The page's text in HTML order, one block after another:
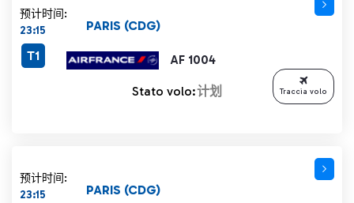
预计时间:
23:15
AF 1004
PARIS (CDG)
T1
Stato volo:计划 Traccia volo
预计时间:
23:15
PARIS (CDG)